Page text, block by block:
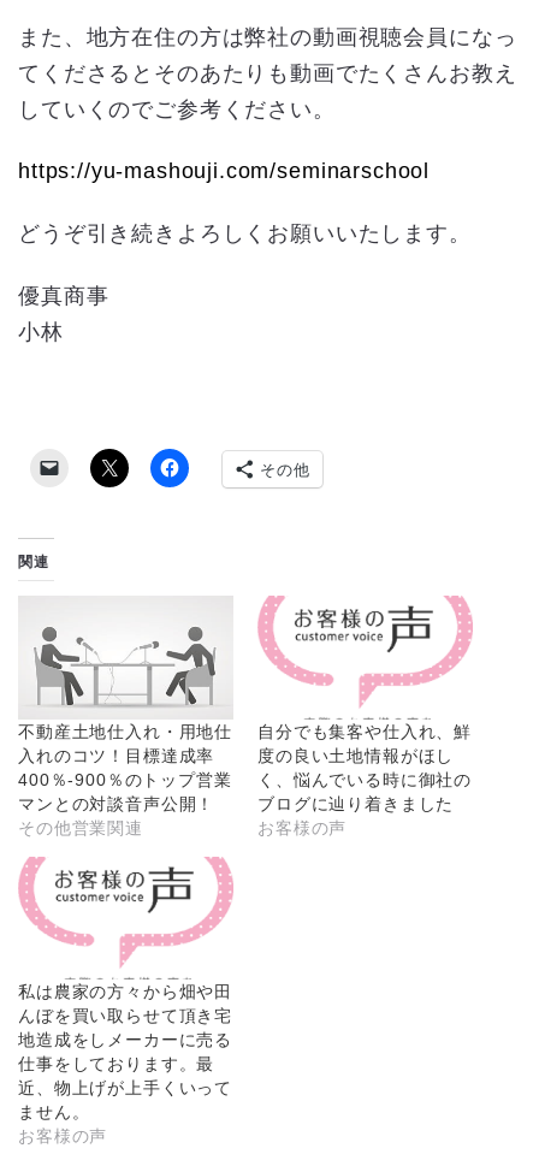
また、地方在住の方は弊社の動画視聴会員になっ
てくださるとそのあたりも動画でたくさんお教え
していくのでご参考ください。
https://yu-mashouji.com/seminarschool
どうぞ引き続きよろしくお願いいたします。
優真商事
小林
その他
関連
不動産土地仕入れ・用地仕
入れのコツ！目標達成率
400％-900％のトップ営業
マンとの対談音声公開！
その他営業関連
自分でも集客や仕入れ、鮮
度の良い土地情報がほし
く、悩んでいる時に御社の
ブログに辿り着きました
お客様の声
私は農家の方々から畑や田
んぼを買い取らせて頂き宅
地造成をしメーカーに売る
仕事をしております。最
近、物上げが上手くいって
ません。
お客様の声